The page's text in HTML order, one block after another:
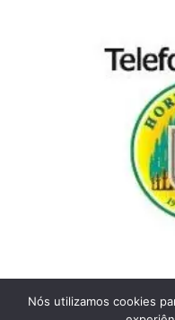
Nós utilizamos cookies